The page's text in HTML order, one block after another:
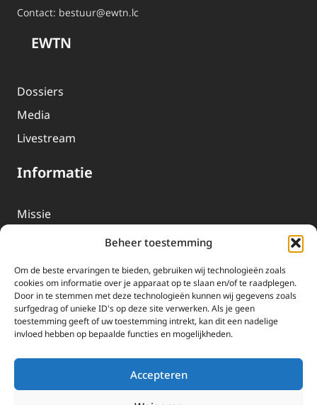
Beheer toestemming
Om de beste ervaringen te bieden, gebruiken wij technologieën zoals
cookies om informatie over je apparaat op te slaan en/of te raadplegen.
Door in te stemmen met deze technologieën kunnen wij gegevens zoals
surfgedrag of unieke ID's op deze site verwerken. Als je geen
toestemming geeft of uw toestemming intrekt, kan dit een nadelige
invloed hebben op bepaalde functies en mogelijkheden.
Accepteren
Contact: bestuur@ewtn.lc
EWTN
Dossiers
Media
Livestream
Informatie
Missie
EWTN-Team
Organisatiegegevens
Doneren
EWTN wordt uitsluitend gefinancierd door uw donaties.
Wij ontvangen bewust geen advertentie-inkomsten of